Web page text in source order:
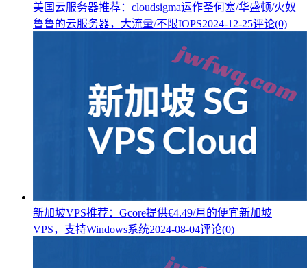
美国云服务器推荐：cloudsigma运作圣何塞/华盛顿/火奴
鲁鲁的云服务器，大流量/不限IOPS2024-12-25评论(0)
新加坡VPS推荐：Gcore提供€4.49/月的便宜新加坡
VPS，支持Windows系统2024-08-04评论(0)